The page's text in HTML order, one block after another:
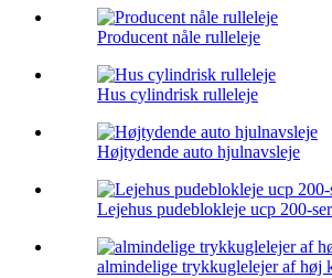
Producent nåle rulleleje
Hus cylindrisk rulleleje
Højtydende auto hjulnavsleje
Lejehus pudeblokleje ucp 200-
almindelige trykkuglelejer af høj